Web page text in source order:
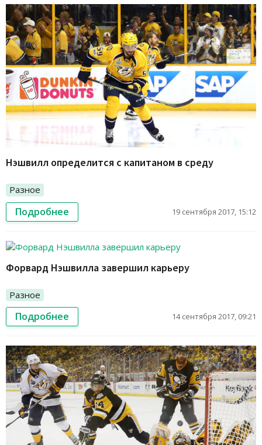
Нэшвилл определится с капитаном в среду
Разное
Подробнее 19 сентября 2017, 15:12
Форвард Нэшвилла завершил карьеру
Разное
Подробнее 14 сентября 2017, 09:21